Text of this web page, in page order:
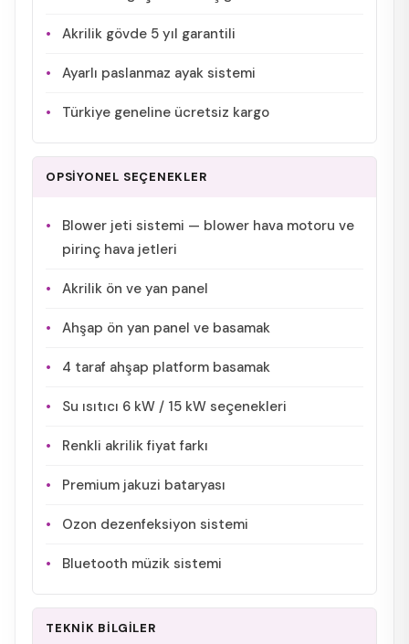
Akrilik gövde 5 yıl garantili
Ayarlı paslanmaz ayak sistemi
Türkiye geneline ücretsiz kargo
OPSİYONEL SEÇENEKLER
Blower jeti sistemi — blower hava motoru ve
pirinç hava jetleri
Akrilik ön ve yan panel
Ahşap ön yan panel ve basamak
4 taraf ahşap platform basamak
Su ısıtıcı 6 kW / 15 kW seçenekleri
Renkli akrilik fiyat farkı
Premium jakuzi bataryası
Ozon dezenfeksiyon sistemi
Bluetooth müzik sistemi
TEKNİK BİLGİLER